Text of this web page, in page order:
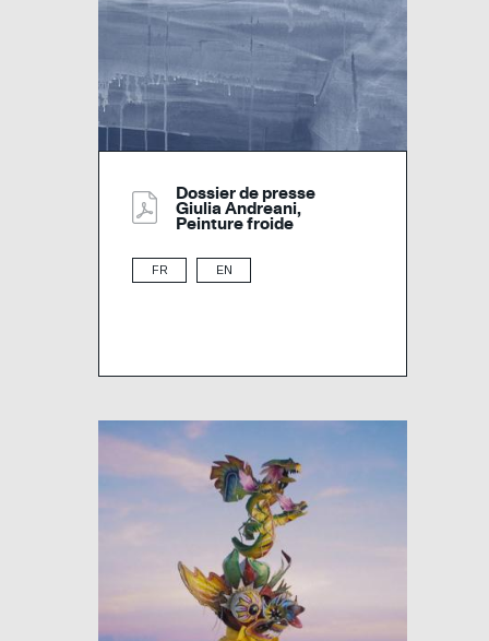
Dossier de presse
Giulia Andreani,
Peinture froide
FR EN
Image